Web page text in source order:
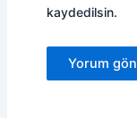
kaydedilsin.